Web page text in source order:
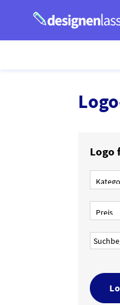
Logo